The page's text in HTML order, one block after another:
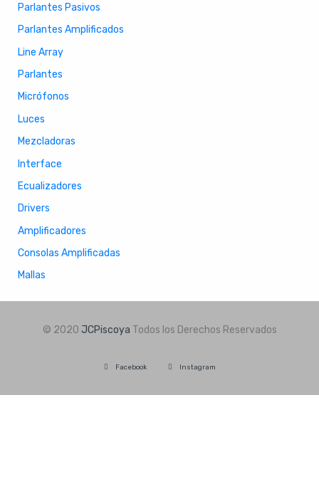
Parlantes Pasivos
Parlantes Amplificados
Line Array
Parlantes
Micrófonos
Luces
Mezcladoras
Interface
Ecualizadores
Drivers
Amplificadores
Consolas Amplificadas
Mallas
© 2020 JCPiscoya Todos los Derechos Reservados
Facebook Instagram